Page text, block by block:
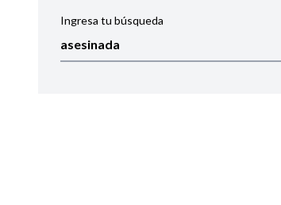
Ingresa tu búsqueda